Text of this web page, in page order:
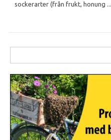
sockerarter (från frukt, honung ...
efter: